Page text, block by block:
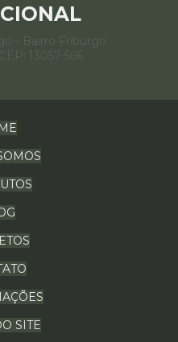
- Bairro Friburgo
13057-566
SITE